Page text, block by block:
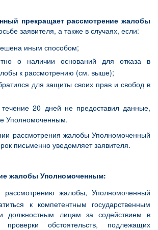
прекращает рассмотрение жалобы
заявителя, а также в случаях, если:
иным способом;
о наличии оснований для отказа в
к рассмотрению (см. выше);
для защиты своих прав и свобод в
течение 20 дней не предоставил данные,
Уполномоченным.
рассмотрения жалобы Уполномоченный
письменно уведомляет заявителя.
жалобы Уполномоченным:
рассмотрению жалобы, Уполномоченный
к компетентным государственным
должностным лицам за содействием в
проверки обстоятельств, подлежащих